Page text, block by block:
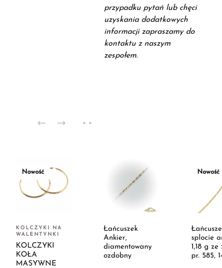
przypadku pytań lub chęci
uzyskania dodatkowych
informacji zapraszamy do
kontaktu z naszym
zespołem.
Nowość
KOLCZYKI NA
WALENTYNKI
KOLCZYKI
KOŁA
MASYWNE
Łańcuszek
Ankier,
diamentowany
ozdobny
Nowość
splocie
1,18 g ze
pr. 585,